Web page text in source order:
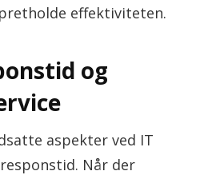
effektiviteten.
og
aspekter ved IT
Når der